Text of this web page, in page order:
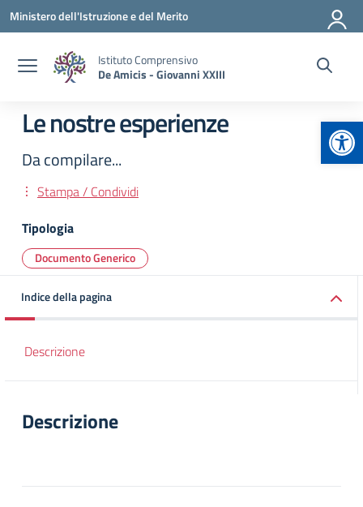
Vai ai contenuti
Vai al menu di navigazione
Vai al footer
Ministero dell'Istruzione e del Merito
Istituto Comprensivo
De Amicis - Giovanni XXIII
Le nostre esperienze
Da compilare...
Stampa / Condividi
Tipologia
Documento Generico
Indice della pagina
Descrizione
Descrizione